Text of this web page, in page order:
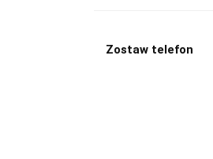
Zostaw telefon